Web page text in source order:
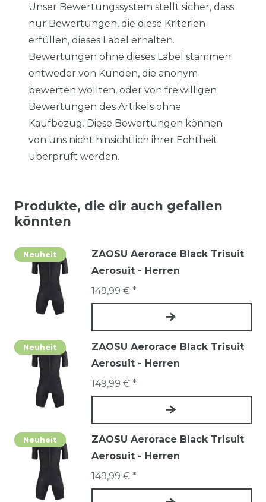
Unser Bewertungssystem stellt sicher, dass
nur Bewertungen, die diese Kriterien
erfüllen, dieses Label erhalten.
Bewertungen ohne dieses Label stammen
entweder von Kunden, die anonym
bewerten wollten, oder von freiwilligen
Bewertungen des Artikels ohne
Kaufbezug. Diese Bewertungen können
von uns nicht hinsichtlich ihrer Echtheit
überprüft werden.
Produkte, die dir auch gefallen
könnten
Neuheit
ZAOSU Aerorace Black Trisuit
Aerosuit - Herren
149,99 € *
Neuheit
ZAOSU Aerorace Black Trisuit
Aerosuit - Herren
149,99 € *
Neuheit
ZAOSU Aerorace Black Trisuit
Aerosuit - Herren
149,99 € *